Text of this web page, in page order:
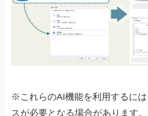
※これらのAI機能を利用するに
スが必要となる場合があります。